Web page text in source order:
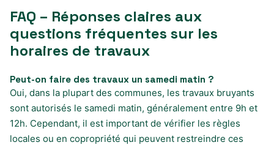
FAQ – Réponses claires aux
questions fréquentes sur les
horaires de travaux
Peut-on faire des travaux un samedi matin ?
Oui, dans la plupart des communes, les travaux bruyants
sont autorisés le samedi matin, généralement entre 9h et
12h. Cependant, il est important de vérifier les règles
locales ou en copropriété qui peuvent restreindre ces